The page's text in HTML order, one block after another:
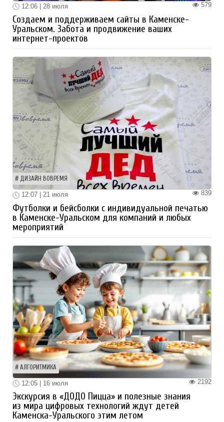
579
12:06 | 28 июля
Создаем и поддерживаем сайты в Каменске-
Уральском. Забота и продвижение ваших
интернет-проектов
ДИЗАЙН ВОВРЕМЯ
839
12:07 | 21 июля
Футболки и бейсболки с индивидуальной печатью
в Каменске-Уральском для компаний и любых
мероприятий
АЛГОРИТМИКА
2192
12:05 | 16 июля
Экскурсия в «ДОДО Пицца» и полезные знания
из мира цифровых технологий ждут детей
Каменска-Уральского этим летом